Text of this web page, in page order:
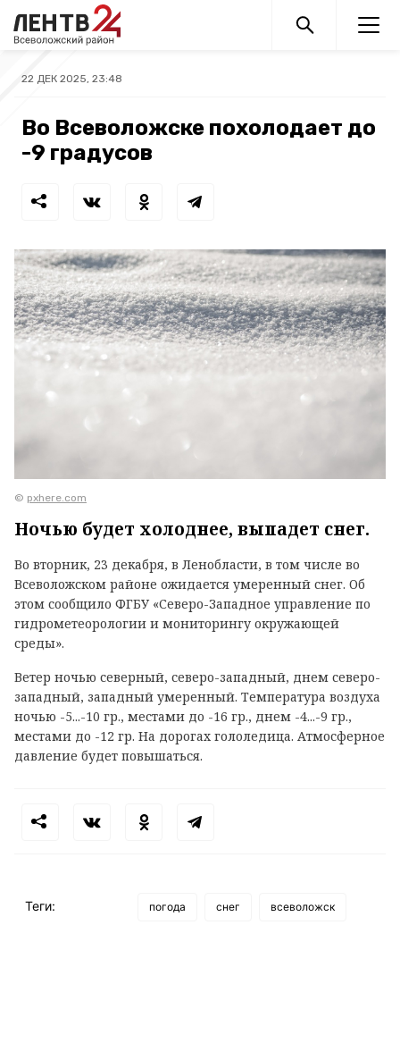
22 ДЕК 2025, 23:48
Во Всеволожске похолодает до
-9 градусов
© pxhere.com
Ночью будет холоднее, выпадет снег.
Во вторник, 23 декабря, в Ленобласти, в том числе во
Всеволожском районе ожидается умеренный снег. Об
этом сообщило ФГБУ «Северо-Западное управление по
гидрометеорологии и мониторингу окружающей
среды».
Ветер ночью северный, северо-западный, днем северо-
западный, западный умеренный. Температура воздуха
ночью -5...-10 гр., местами до -16 гр., днем -4...-9 гр.,
местами до -12 гр. На дорогах гололедица. Атмосферное
давление будет повышаться.
Теги: погода снег всеволожск